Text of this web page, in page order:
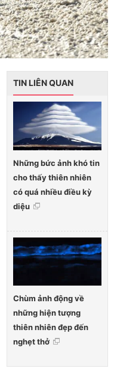
TIN LIÊN QUAN
Những bức ảnh khó tin
cho thấy thiên nhiên
có quá nhiều điều kỳ
diệu
Chùm ảnh động về
những hiện tượng
thiên nhiên đẹp đến
nghẹt thở